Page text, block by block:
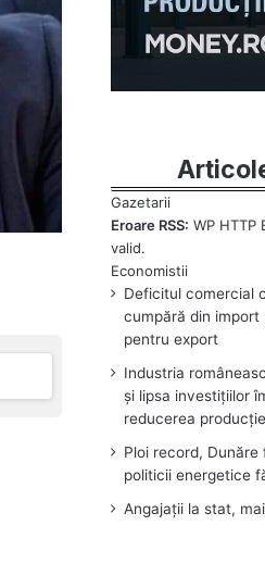
Eroare RSS: WP HTTP
valid.
Deficitul comercial
cumpără din
pentru export
Industria
și lipsa investițiilor
reducerea
Ploi record,
politicii energetice
Angajații la stat,